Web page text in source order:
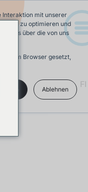
Interaktion mit unserer
zu optimieren und
Infos über die von uns
Ihrem Browser gesetzt,
Ablehnen
FI